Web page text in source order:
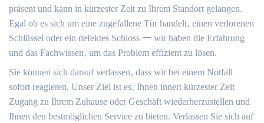
präsent und kann in kürzester Zeit zu Ihrem Standort gelangen.​
Egal ob es sich um eine zugefallene Tür handelt‚ einen verlorenen
Schlüssel oder ein defektes Schloss ー wir haben die Erfahrung
und das Fachwissen‚ um das Problem effizient zu lösen.​
Sie können sich darauf verlassen‚ dass wir bei einem Notfall
sofort reagieren.​ Unser Ziel ist es‚ Ihnen innert kürzester Zeit
Zugang zu Ihrem Zuhause oder Geschäft wiederherzustellen und
Ihnen den bestmöglichen Service zu bieten. Verlassen Sie sich auf